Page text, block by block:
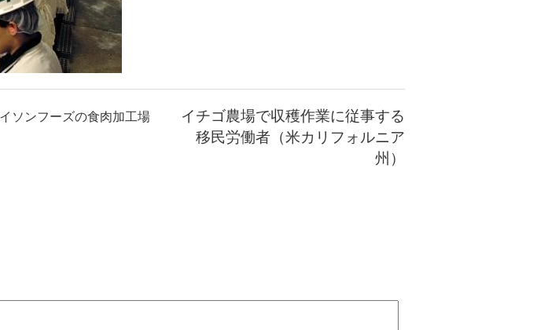
イチゴ農場で収穫作業に従事する
移民労働者（米カリフォルニア
州）
ソンフーズの食肉加工場